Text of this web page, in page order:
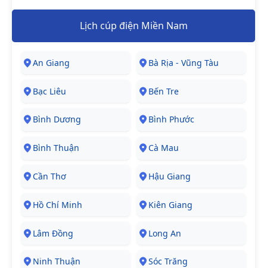
Lịch cúp điện Miền Nam
An Giang Bà Rịa - Vũng Tàu
Bạc Liêu Bến Tre
Bình Dương Bình Phước
Bình Thuận Cà Mau
Cần Thơ Hậu Giang
Hồ Chí Minh Kiên Giang
Lâm Đồng Long An
Ninh Thuận Sóc Trăng